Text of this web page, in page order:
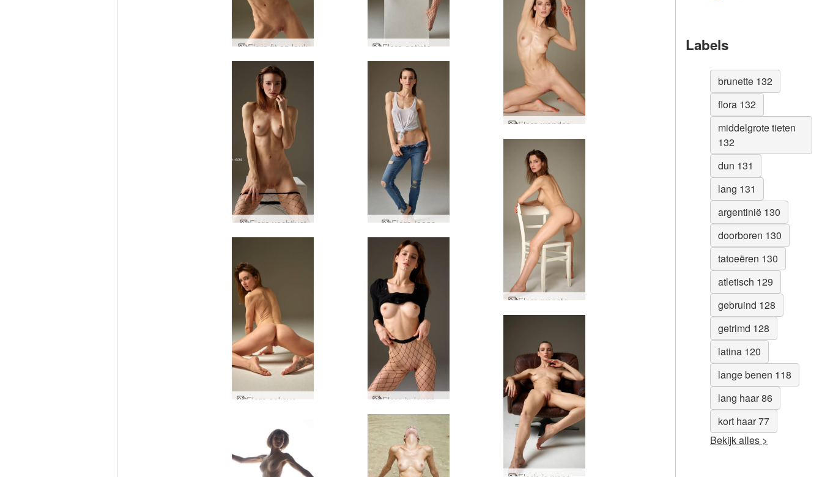
Flora fit en leuk Flora getinte verleidster
Flora vechtlust Flora-jeans
Flora in levende lijve
Labels
brunette 132
flora 132
middelgrote tieten
132
dun 131
lang 131
argentinië 130
doorboren 130
tatoeëren 130
atletisch 129
gebruind 128
getrimd 128
latina 120
lange benen 118
lang haar 86
kort haar 77
Bekijk alles >